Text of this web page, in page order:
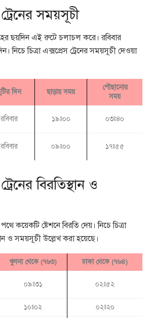
ট্রেনের সময়সূচী
ছয়দিন এই রুটে চলাচল করে। রবিবার
নিচে চিত্রা এক্সপ্রেস ট্রেনের সময়সূচী দেওয়া
দিন ছাড়ায় সময়
পৌছানোর
সময়
রবিবার ১৯ঃ০০ ০৩ঃ৪০
রবিবার ০৯ঃ০০ ১৭ঃ৫৫
বিরতিস্থান ও
পথে কয়েকটি ষ্টেশনে বিরতি দেয়। নিচে চিত্রা
ও সময়সূচী উল্লেখ করা হয়েছে।
খুলনা থেকে (৭৬৩) ঢাকা থেকে (৭৬৪)
০৯ঃ৩১ ০২ঃ৫২
১০ঃ০২ ০২ঃ২০